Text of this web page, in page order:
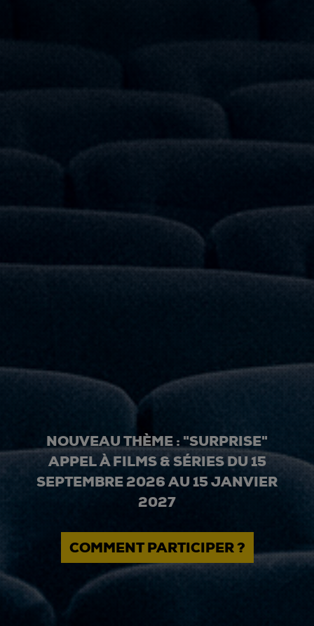
NOUVEAU THÈME : "SURPRISE"
APPEL À FILMS & SÉRIES DU 15
SEPTEMBRE 2026 AU 15 JANVIER
2027
COMMENT PARTICIPER ?